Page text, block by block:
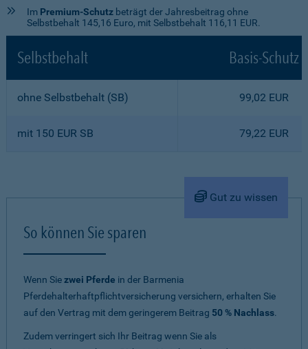
Im Premium-Schutz beträgt der Jahresbeitrag ohne
Selbstbehalt 145,16 Euro, mit Selbstbehalt 116,11 EUR.
Selbstbehalt Basis-Schutz
ohne Selbstbehalt (SB) 99,02 EUR
mit 150 EUR SB 79,22 EUR
Gut zu wissen
So können Sie sparen
Wenn Siezwei Pferde in der Barmenia
Pferdehalterhaftpflichtversicherung versichern, erhalten Sie
auf den Vertrag mit dem geringerem Beitrag 50 % Nachlass.
Zudem verringert sich Ihr Beitrag wenn Sie als